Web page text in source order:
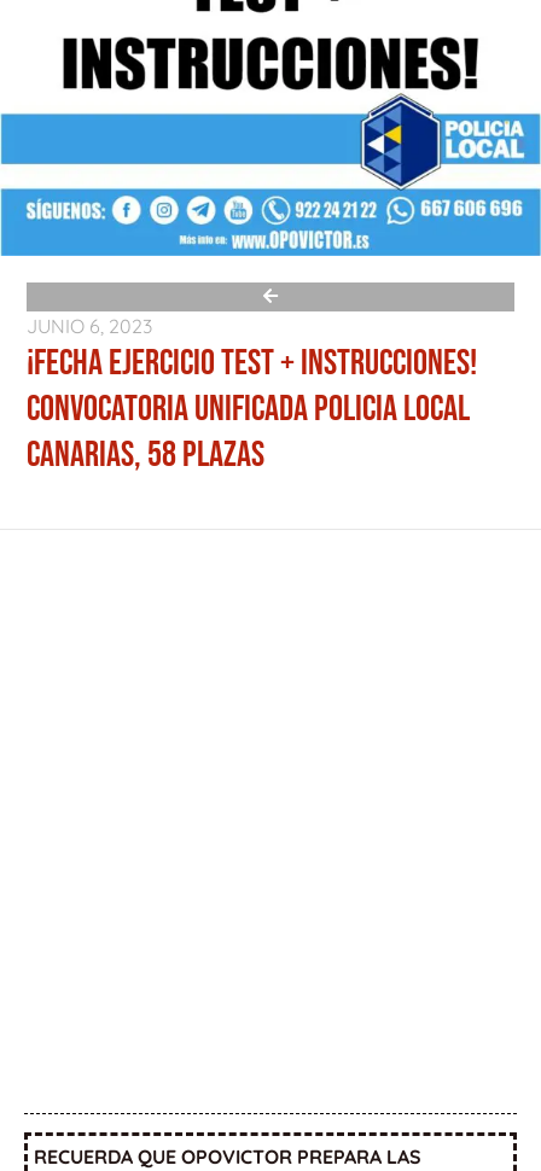
JUNIO 6, 2023
¡FECHA EJERCICIO TEST + INSTRUCCIONES!
CONVOCATORIA UNIFICADA POLICIA LOCAL
CANARIAS, 58 PLAZAS
RECUERDA QUE OPOVICTOR PREPARA LAS